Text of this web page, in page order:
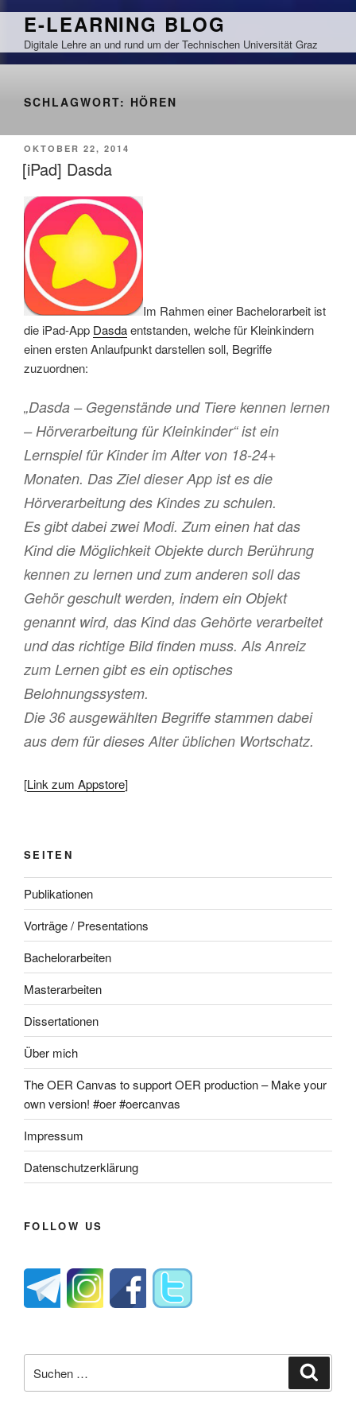
Zum
springen
E-LEARNING BLOG
Digitale Lehre an und rund um der Technischen Universität Graz
SCHLAGWORT: HÖREN
VERÖFFENTLICHT
AM
OKTOBER 22, 2014
[iPad] Dasda
Im Rahmen einer Bachelorarbeit ist
die iPad-App Dasdaentstanden, welche für Kleinkindern
einen ersten Anlaufpunkt darstellen soll, Begriffe
zuzuordnen:
„Dasda – Gegenstände und Tiere kennen lernen
– Hörverarbeitung für Kleinkinder“ ist ein
Lernspiel für Kinder im Alter von 18-24+
Monaten. Das Ziel dieser App ist es die
Hörverarbeitung des Kindes zu schulen.
Es gibt dabei zwei Modi. Zum einen hat das
Kind die Möglichkeit Objekte durch Berührung
kennen zu lernen und zum anderen soll das
Gehör geschult werden, indem ein Objekt
genannt wird, das Kind das Gehörte verarbeitet
und das richtige Bild finden muss. Als Anreiz
zum Lernen gibt es ein optisches
Belohnungssystem.
Die 36 ausgewählten Begriffe stammen dabei
aus dem für dieses Alter üblichen Wortschatz.
[Link zum Appstore]
SEITEN
Publikationen
Vorträge / Presentations
Bachelorarbeiten
Masterarbeiten
Dissertationen
Über mich
The OER Canvas to support OER production – Make your
own version! #oer #oercanvas
Impressum
Datenschutzerklärung
FOLLOW US
nach: